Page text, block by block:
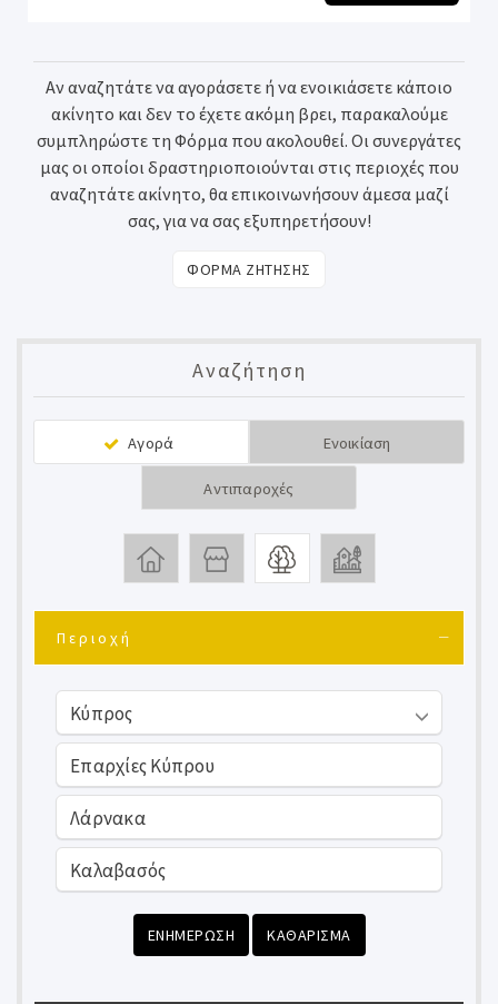
Αν αναζητάτε να αγοράσετε ή να ενοικιάσετε κάποιο
ακίνητο και δεν το έχετε ακόμη βρει, παρακαλούμε
συμπληρώστε τη Φόρμα που ακολουθεί. Οι συνεργάτες
μας οι οποίοι δραστηριοποιούνται στις περιοχές που
αναζητάτε ακίνητο, θα επικοινωνήσουν άμεσα μαζί
σας, για να σας εξυπηρετήσουν!
ΦΟΡΜΑ ΖΗΤΗΣΗΣ
Αναζήτηση
Αγορά Ενοικίαση
Αντιπαροχές
Περιοχή
ΕΝΗΜΕΡΩΣΗ ΚΑΘΑΡΙΣΜΑ